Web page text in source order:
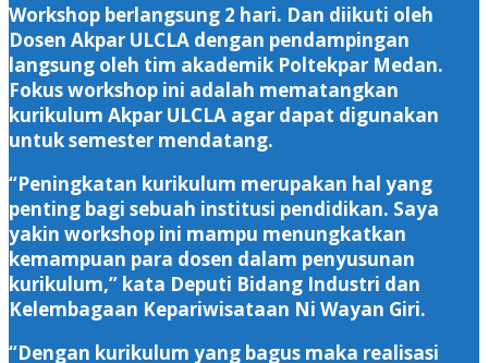
Workshop berlangsung 2 hari. Dan diikuti oleh
Dosen Akpar ULCLA dengan pendampingan
langsung oleh tim akademik Poltekpar Medan.
Fokus workshop ini adalah mematangkan
kurikulum Akpar ULCLA agar dapat digunakan
untuk semester mendatang.
“Peningkatan kurikulum merupakan hal yang
penting bagi sebuah institusi pendidikan. Saya
yakin workshop ini mampu menungkatkan
kemampuan para dosen dalam penyusunan
kurikulum,” kata Deputi Bidang Industri dan
Kelembagaan Kepariwisataan Ni Wayan Giri.
“Dengan kurikulum yang bagus maka realisasi